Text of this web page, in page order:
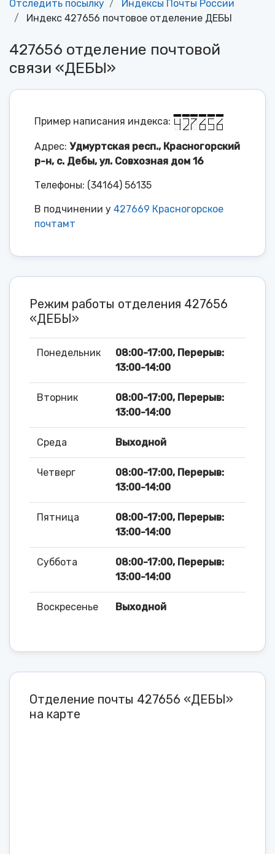
Отследить посылку
Индексы Почты России
Индекс 427656 почтовое отделение ДЕБЫ
427656 отделение почтовой
связи «ДЕБЫ»
Пример написания индекса:
Адрес: Удмуртская респ., Красногорский
р-н, с. Дебы, ул. Совхозная дом 16
Телефоны: (34164) 56135
В подчинении у 427669 Красногорское
почтамт
Режим работы отделения 427656
«ДЕБЫ»
Понедельник
08:00-17:00, Перерыв:
13:00-14:00
Вторник
08:00-17:00, Перерыв:
13:00-14:00
Среда Выходной
Четверг
08:00-17:00, Перерыв:
13:00-14:00
Пятница
08:00-17:00, Перерыв:
13:00-14:00
Суббота
08:00-17:00, Перерыв:
13:00-14:00
Воскресенье Выходной
Отделение почты 427656 «ДЕБЫ»
на карте